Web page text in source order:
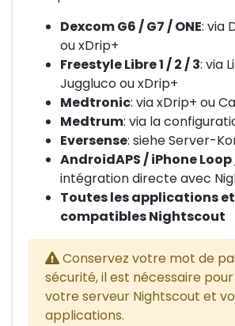
Dexcom G6 / G7 / ONE: via
ou xDrip+
Freestyle Libre 1 / 2 / 3: via
Juggluco ou xDrip+
Medtronic: via xDrip+ ou
Medtrum: via la
Eversense: siehe Server-
AndroidAPS / iPhone Loop
intégration directe avec
Toutes les applications
compatibles Nightscout
Conservez votre mot de
sécurité, il est nécessaire
votre serveur Nightscout et
applications.